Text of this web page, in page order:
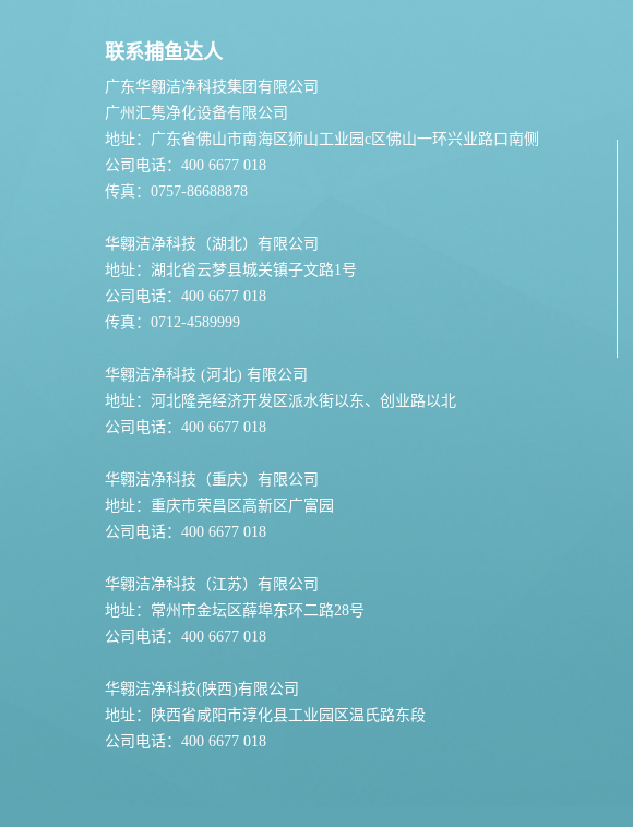
联系捕鱼达人
广东华翱洁净科技集团有限公司
广州汇隽净化设备有限公司
地址：广东省佛山市南海区狮山工业园c区佛山一环兴业路口南侧
公司电话：400 6677 018
传真：0757-86688878
华翱洁净科技（湖北）有限公司
地址：湖北省云梦县城关镇子文路1号
公司电话：400 6677 018
传真：0712-4589999
华翱洁净科技 (河北) 有限公司
地址：河北隆尧经济开发区派水街以东、创业路以北
公司电话：400 6677 018
华翱洁净科技（重庆）有限公司
地址：重庆市荣昌区高新区广富园
公司电话：400 6677 018
华翱洁净科技（江苏）有限公司
地址：常州市金坛区薛埠东环二路28号
公司电话：400 6677 018
华翱洁净科技(陕西)有限公司
地址：陕西省咸阳市淳化县工业园区温氏路东段
公司电话：400 6677 018